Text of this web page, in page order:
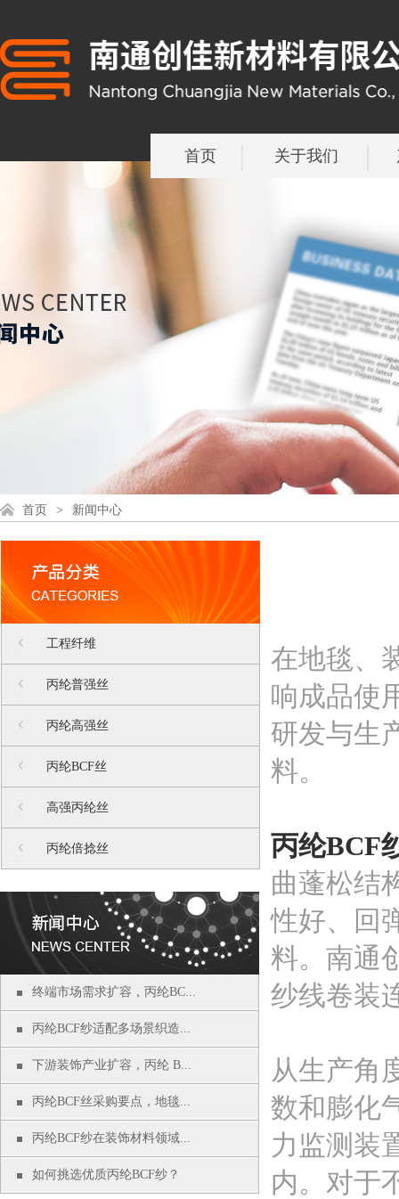
首页 关于我们
首页 > 新闻中心
工程纤维
丙纶普强丝
丙纶高强丝
丙纶BCF丝
高强丙纶丝
丙纶倍捻丝
终端市场需求扩容，丙纶BC...
丙纶BCF纱适配多场景织造...
下游装饰产业扩容，丙纶 B...
丙纶BCF丝采购要点，地毯...
丙纶BCF纱在装饰材料领域...
如何挑选优质丙纶BCF纱？
在地毯、
响成品使
研发与生
料。
丙纶BCF
曲蓬松结
性好、回
料。南通
纱线卷装
从生产角
数和膨化
力监测装
内。对于